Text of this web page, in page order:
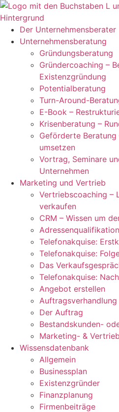
Zum
Inhalt
springenDer Unternehmensberater
Unternehmensberatung
Gründungsberatung
Gründercoaching –
Existenzgründung
Potentialberatung
Turn-Around-
E-Book –
Krisenberatung –
Geförderte
umsetzen
Vortrag, Seminare
Unternehmen
Marketing und Vertrieb
Vertriebscoaching –
verkaufen
CRM – Wissen um
Adressenqualifikation
Telefonakquise:
Telefonakquise:
Das
Telefonakquise:
Angebot erstellen
Auftragsverhandlung
Der Auftrag
Bestandskunden-
Marketing- &
Wissensdatenbank
Allgemein
Businessplan
Existenzgründer
Finanzplanung
Firmenbeiträge